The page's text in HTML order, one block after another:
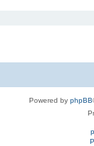
Powered by phpBB